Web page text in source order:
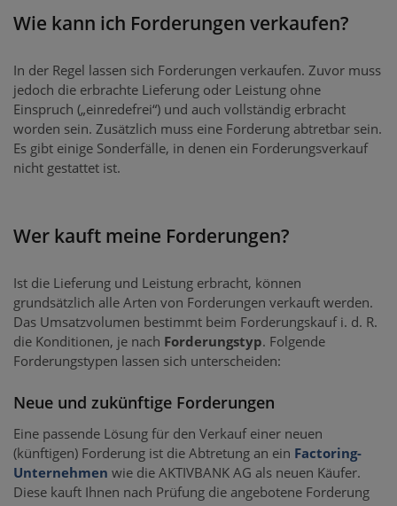
Wie kann ich Forderungen verkaufen?
In der Regel lassen sich Forderungen verkaufen. Zuvor muss
jedoch die erbrachte Lieferung oder Leistung ohne
Einspruch („einredefrei“) und auch vollständig erbracht
worden sein. Zusätzlich muss eine Forderung abtretbar sein.
Es gibt einige Sonderfälle, in denen ein Forderungsverkauf
nicht gestattet ist.
Wer kauft meine Forderungen?
Ist die Lieferung und Leistung erbracht, können
grundsätzlich alle Arten von Forderungen verkauft werden.
Das Umsatzvolumen bestimmt beim Forderungskauf i. d. R.
die Konditionen, je nach Forderungstyp. Folgende
Forderungstypen lassen sich unterscheiden:
Neue und zukünftige Forderungen
Eine passende Lösung für den Verkauf einer neuen
(künftigen) Forderung ist die Abtretung an ein Factoring-
Unternehmen wie die AKTIVBANK AG als neuen Käufer.
Diese kauft Ihnen nach Prüfung die angebotene Forderung